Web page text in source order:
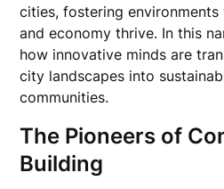
cities, fostering
and economy thrive. In this
how innovative minds are
city landscapes into
communities.
The Pioneers of
Building